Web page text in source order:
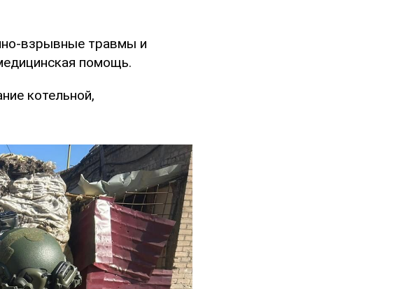
взрывные травмы и
помощь.
котельной,